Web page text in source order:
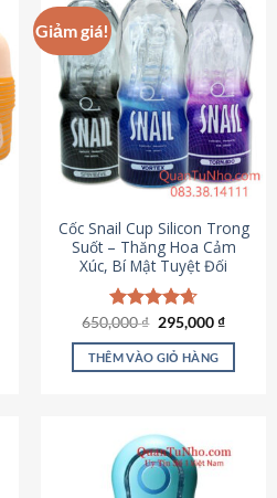
Giảm giá!
Cốc Snail Cup Silicon Trong
Suốt – Thăng Hoa Cảm
Xúc, Bí Mật Tuyệt Đối
Được xếp
hạng4.69
5 sao
650,000₫ Giá
là:
650,000 ₫.
295,000₫Giá
tại
THÊM VÀO GIỎ HÀNG